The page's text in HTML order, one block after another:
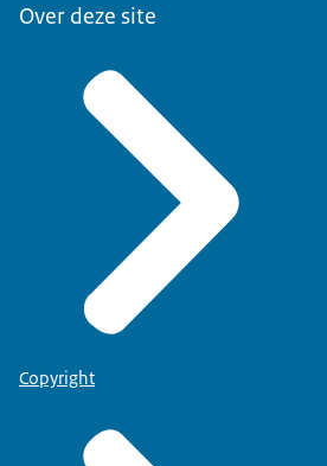
Over deze site
Copyright